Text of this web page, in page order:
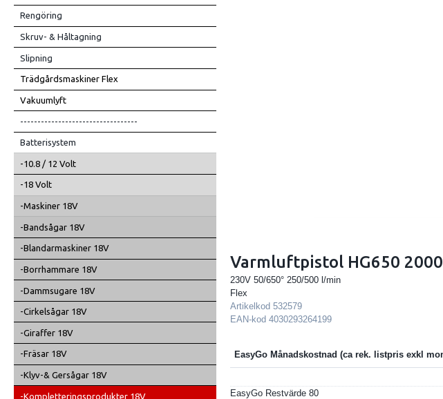
Rengöring
Skruv- & Håltagning
Slipning
Trädgårdsmaskiner Flex
Vakuumlyft
----------------------------------
Batterisystem
-10.8 / 12 Volt
-18 Volt
-Maskiner 18V
-Bandsågar 18V
-Blandarmaskiner 18V
-Borrhammare 18V
-Dammsugare 18V
-Cirkelsågar 18V
-Giraffer 18V
-Fräsar 18V
-Klyv-& Gersågar 18V
-Kompletteringsprodukter 18V
Varmluftpistol HG650 2000
230V 50/650° 250/500 l/min
Flex
Artikelkod532579
EAN-kod4030293264199
EasyGo Månadskostnad
EasyGo Restvärde80